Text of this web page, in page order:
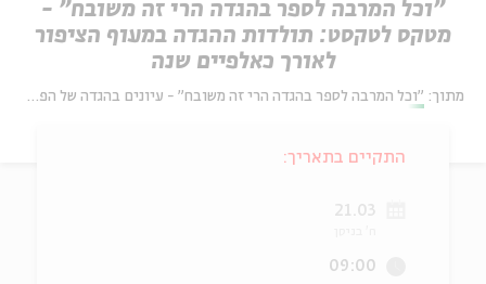
"וכל המרבה לספר בהגדה הרי זה משובח" -
מטקס לטקסט: תולדות ההגדה במעוף הציפור
לאורך כאלפיים שנה
מתוך: "וכל המרבה לספר בהגדה הרי זה משובח" - עיונים בהגדה של הפסח עם פרופ' אביגדור שנאן
התקיים בתאריך:
21.03
09:00